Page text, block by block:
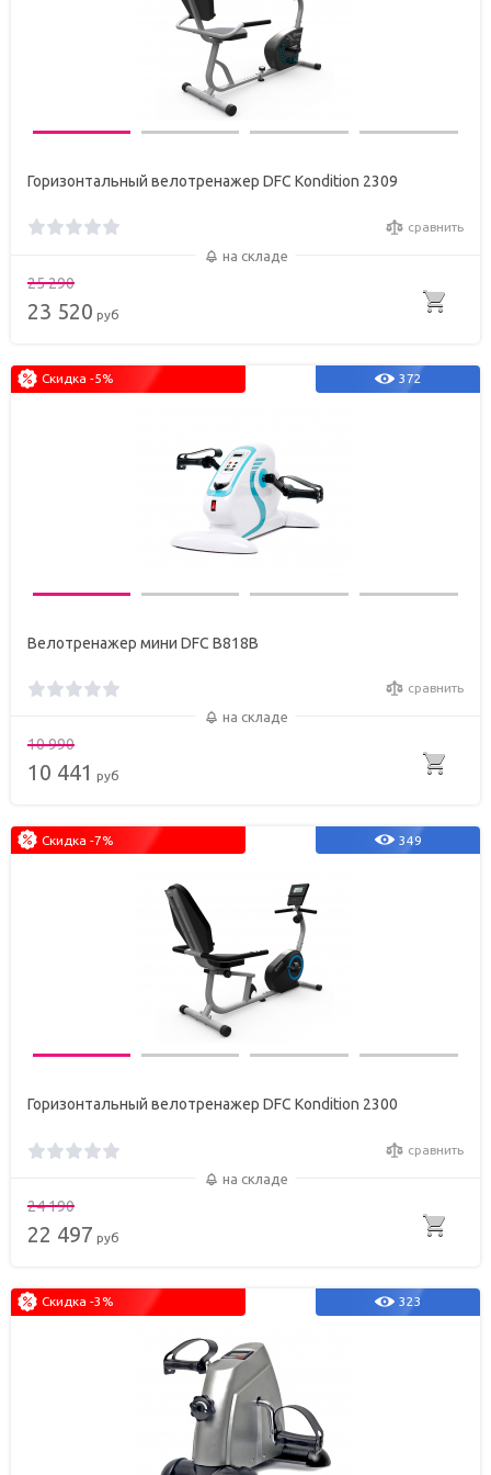
Горизонтальный велотренажер DFC Kondition 2309
сравнить
на складе
25 290
23 520 руб
372
Скидка -5%
Велотренажер мини DFC B818B
сравнить
на складе
10 990
10 441 руб
349
Скидка -7%
Горизонтальный велотренажер DFC Kondition 2300
сравнить
на складе
24 190
22 497 руб
323
Скидка -3%